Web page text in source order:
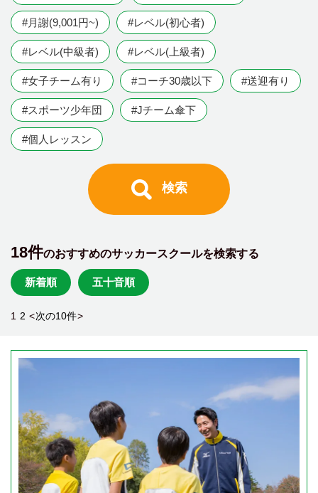
#月謝(9,001円~) #レベル(初心者)
#レベル(中級者) #レベル(上級者)
#女子チーム有り #コーチ30歳以下 #送迎有り
#スポーツ少年団 #Jチーム傘下
#個人レッスン
検索
18件のおすすめのサッカースクールを検索する
新着順 五十音順
1 2 <次の10件>